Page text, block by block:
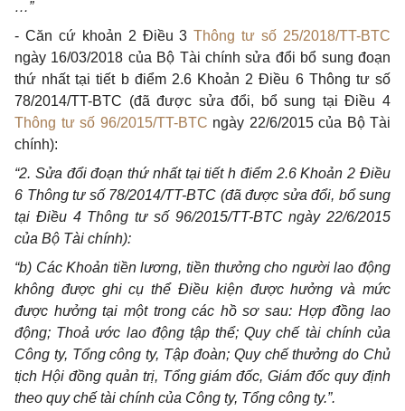
…”
- Căn cứ khoản 2 Điều 3Thông tư số 25/2018/TT-BTC
ngày 16/03/2018 của Bộ Tài chính sửa đổi bổ sung đoạn
thứ nhất tại tiết b điểm 2.6 Khoản 2 Điều 6 Thông tư số
78/2014/TT-BTC (đã được sửa đổi, bổ sung tại Điều 4
Thông tư số 96/2015/TT-BTC ngày 22/6/2015 của Bộ Tài
chính):
“2. Sửa đổi đoạn thứ nhất tại tiết h điểm 2.6 Khoản 2 Điều
6 Thông tư số 78/2014/TT-BTC (đã được sửa đổi, bổ sung
tại Điều 4 Thông tư số96/2015/TT-BTC ngày 22/6/2015
của Bộ Tài chính):
“b) Các Khoản tiền lương, tiền thưởng cho người lao động
không được ghicụ thể Điều kiện được hưởng và mức
được hưởng tại một trong các hồ sơ sau: Hợp đồng lao
động; Thoả ước lao động tập thể; Quy chế tài chính của
Công ty, Tổng công ty, Tập đoàn; Quy chế thưởng do Chủ
tịch Hội đồng quản trị, Tổng giám đốc, Giám đốc quy định
theo quy chế tài chính của Công ty, Tổng công ty.”.